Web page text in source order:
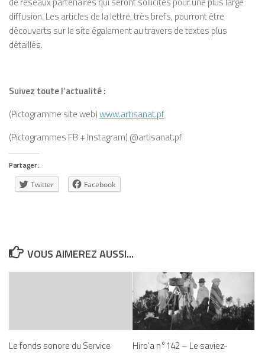
diffusion. Les articles de la lettre, très brefs, pourront être
découverts sur le site également au travers de textes plus
détaillés.
Suivez toute l’actualité :
(Pictogramme site web)www.artisanat.pf
(Pictogrammes FB + Instagram) @artisanat.pf
Partager :
Twitter Facebook
VOUS AIMEREZ AUSSI...
Le fonds sonore du Service
Hiro’a n°142 – Le saviez-